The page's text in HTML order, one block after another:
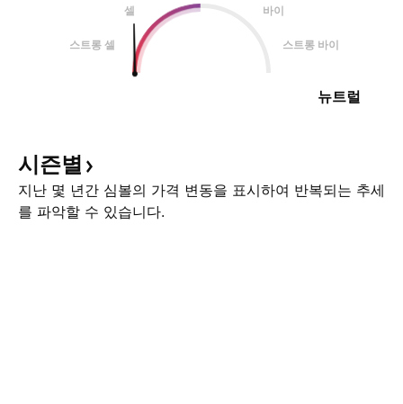
셀
바이
스트롱 셀 스트롱 바이
뉴트럴
시즌별
지난 몇 년간 심볼의 가격 변동을 표시하여 반복되는 추세
를 파악할 수 있습니다.